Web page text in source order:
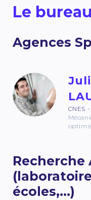
Le bureau
Agences
CNES -
Recherche
écoles,...)